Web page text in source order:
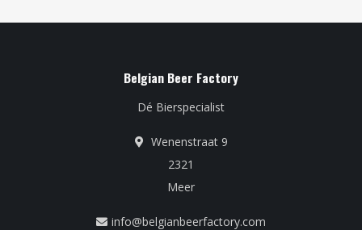
Belgian Beer Factory
Dé Bierspecialist
Wenenstraat 9
2321
Meer
info@belgianbeerfactory.com